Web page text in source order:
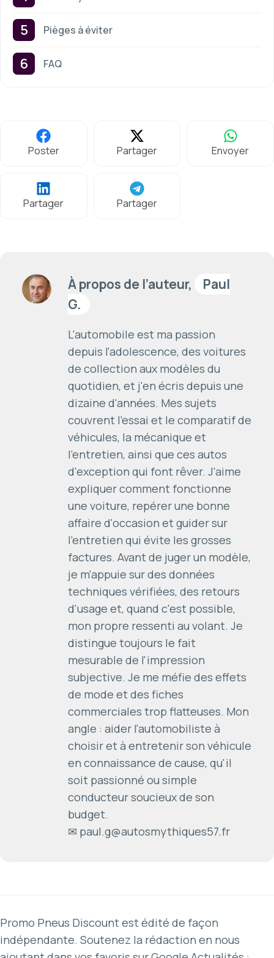
Pièges à éviter
FAQ
Poster Partager Envoyer
Partager Partager
À propos de l’auteur,
Paul
G.
L'automobile est ma passion
depuis l'adolescence, des voitures
de collection aux modèles du
quotidien, et j'en écris depuis une
dizaine d'années. Mes sujets
couvrent l'essai et le comparatif de
véhicules, la mécanique et
l'entretien, ainsi que ces autos
d'exception qui font rêver. J'aime
expliquer comment fonctionne
une voiture, repérer une bonne
affaire d'occasion et guider sur
l'entretien qui évite les grosses
factures. Avant de juger un modèle,
je m'appuie sur des données
techniques vérifiées, des retours
d'usage et, quand c'est possible,
mon propre ressenti au volant. Je
distingue toujours le fait
mesurable de l'impression
subjective. Je me méfie des effets
de mode et des fiches
commerciales trop flatteuses. Mon
angle : aider l'automobiliste à
choisir et à entretenir son véhicule
en connaissance de cause, qu'il
soit passionné ou simple
conducteur soucieux de son
budget.
✉ paul.g@autosmythiques57.fr
Promo Pneus Discount est édité de façon
indépendante. Soutenez la rédaction en nous